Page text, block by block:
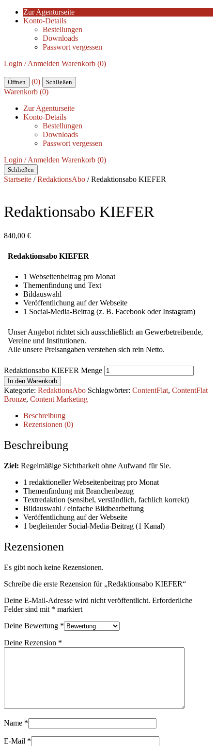
Zur Agenturseite
Konto-Details
Bestellungen
Downloads
Passwort vergessen
Login / Anmelden Warenkorb (0)
Öffnen (0) Schließen
Warenkorb (0)
Zur Agenturseite
Konto-Details
Bestellungen
Downloads
Passwort vergessen
Login / Anmelden Warenkorb (0)
Schließen
Startseite /RedaktionsAbo / Redaktionsabo KIEFER
Redaktionsabo KIEFER
840,00 €
Redaktionsabo KIEFER
1 Webseitenbeitrag pro Monat
Themenfindung und Text
Bildauswahl
Veröffentlichung auf der Webseite
1 Social-Media-Beitrag (z. B. Facebook oder Instagram)
Unser Angebot richtet sich ausschließlich an Gewerbetreibende,
Vereine und Institutionen.
Alle unsere Preisangaben verstehen sich rein Netto.
Redaktionsabo KIEFER Menge
In den Warenkorb
Kategorie: RedaktionsAbo Schlagwörter: ContentFlat, ContentFlat
Bronze, Content Marketing
Beschreibung
Rezensionen (0)
Beschreibung
Ziel: Regelmäßige Sichtbarkeit ohne Aufwand für Sie.
1 redaktioneller Webseitenbeitrag pro Monat
Themenfindung mit Branchenbezug
Textredaktion (sensibel, verständlich, fachlich korrekt)
Bildauswahl / einfache Bildbearbeitung
Veröffentlichung auf der Webseite
1 begleitender Social-Media-Beitrag (1 Kanal)
Rezensionen
Es gibt noch keine Rezensionen.
Schreibe die erste Rezension für „Redaktionsabo KIEFER“
Deine E-Mail-Adresse wird nicht veröffentlicht. Erforderliche
Felder sind mit * markiert
Deine Bewertung *
Deine Rezension *
Name *
E-Mail *